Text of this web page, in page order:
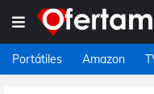
Portátiles Amazon